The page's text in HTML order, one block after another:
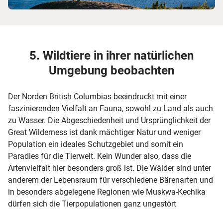
5. Wildtiere in ihrer natürlichen
Umgebung beobachten
Der Norden British Columbias beeindruckt mit einer
faszinierenden Vielfalt an Fauna, sowohl zu Land als auch
zu Wasser. Die Abgeschiedenheit und Ursprünglichkeit der
Great Wilderness ist dank mächtiger Natur und weniger
Population ein ideales Schutzgebiet und somit ein
Paradies für die Tierwelt. Kein Wunder also, dass die
Artenvielfalt hier besonders groß ist. Die Wälder sind unter
anderem der Lebensraum für verschiedene Bärenarten und
in besonders abgelegene Regionen wie Muskwa-Kechika
dürfen sich die Tierpopulationen ganz ungestört